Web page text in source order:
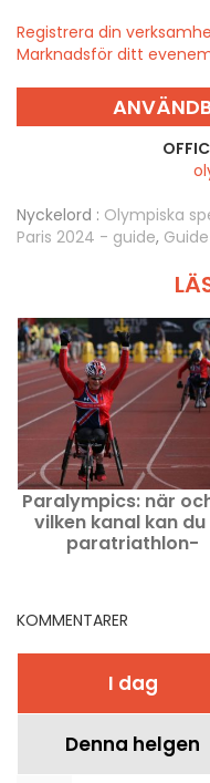
Registrera din
Marknadsför ditt
Nyckelord : Olympiska
Paris 2024 - guide,
Paralympics: när
vilken kanal kan du
paratriathlon-
KOMMENTARER
I dag
Denna helgen